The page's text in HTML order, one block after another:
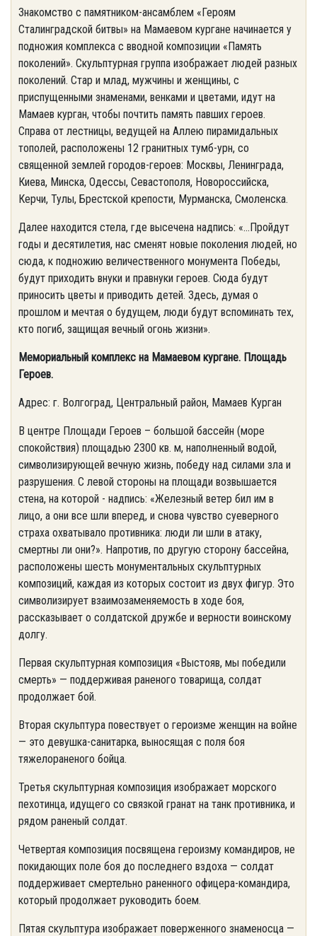
Знакомство с памятником-ансамблем «Героям
Сталинградской битвы» на Мамаевом кургане начинается у
подножия комплекса с вводной композиции «Память
поколений». Скульптурная группа изображает людей разных
поколений. Стар и млад, мужчины и женщины, с
приспущенными знаменами, венками и цветами, идут на
Мамаев курган, чтобы почтить память павших героев.
Справа от лестницы, ведущей на Аллею пирамидальных
тополей, расположены 12 гранитных тумб-урн, со
священной землей городов-героев: Москвы, Ленинграда,
Киева, Минска, Одессы, Севастополя, Новороссийска,
Керчи, Тулы, Брестской крепости, Мурманска, Смоленска.
Далее находится стела, где высечена надпись: «...Пройдут
годы и десятилетия, нас сменят новые поколения людей, но
сюда, к подножию величественного монумента Победы,
будут приходить внуки и правнуки героев. Сюда будут
приносить цветы и приводить детей. Здесь, думая о
прошлом и мечтая о будущем, люди будут вспоминать тех,
кто погиб, защищая вечный огонь жизни».
Мемориальный комплекс на Мамаевом кургане. Площадь
Героев.
Адрес: г. Волгоград, Центральный район, Мамаев Курган
В центре Площади Героев – большой бассейн (море
спокойствия) площадью 2300 кв. м, наполненный водой,
символизирующей вечную жизнь, победу над силами зла и
разрушения. С левой стороны на площади возвышается
стена, на которой - надпись: «Железный ветер бил им в
лицо, а они все шли вперед, и снова чувство суеверного
страха охватывало противника: люди ли шли в атаку,
смертны ли они?». Напротив, по другую сторону бассейна,
расположены шесть монументальных скульптурных
композиций, каждая из которых состоит из двух фигур. Это
символизирует взаимозаменяемость в ходе боя,
рассказывает о солдатской дружбе и верности воинскому
долгу.
Первая скульптурная композиция «Выстояв, мы победили
смерть» — поддерживая раненого товарища, солдат
продолжает бой.
Вторая скульптура повествует о героизме женщин на войне
— это девушка-санитарка, выносящая с поля боя
тяжелораненого бойца.
Третья скульптурная композиция изображает морского
пехотинца, идущего со связкой гранат на танк противника, и
рядом раненый солдат.
Четвертая композиция посвящена героизму командиров, не
покидающих поле боя до последнего вздоха — солдат
поддерживает смертельно раненного офицера-командира,
который продолжает руководить боем.
Пятая скульптура изображает поверженного знаменосца —